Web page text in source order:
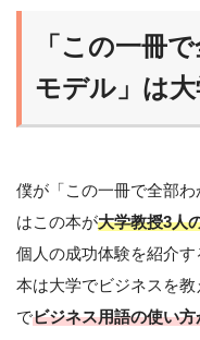
「この一冊
モデル」は
僕が「この一冊で全部
はこの本が大学教授3人
個人の成功体験を紹介
本は大学でビジネスを
でビジネス用語の使い